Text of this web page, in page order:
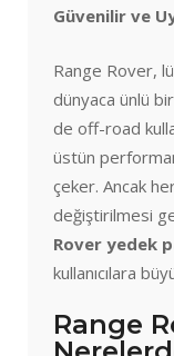
Güvenilir ve
Range Rover,
dünyaca ünlü
de off-road
üstün
çeker. Ancak
değiştirilmesi
Rover yedek
kullanıcılara
Range